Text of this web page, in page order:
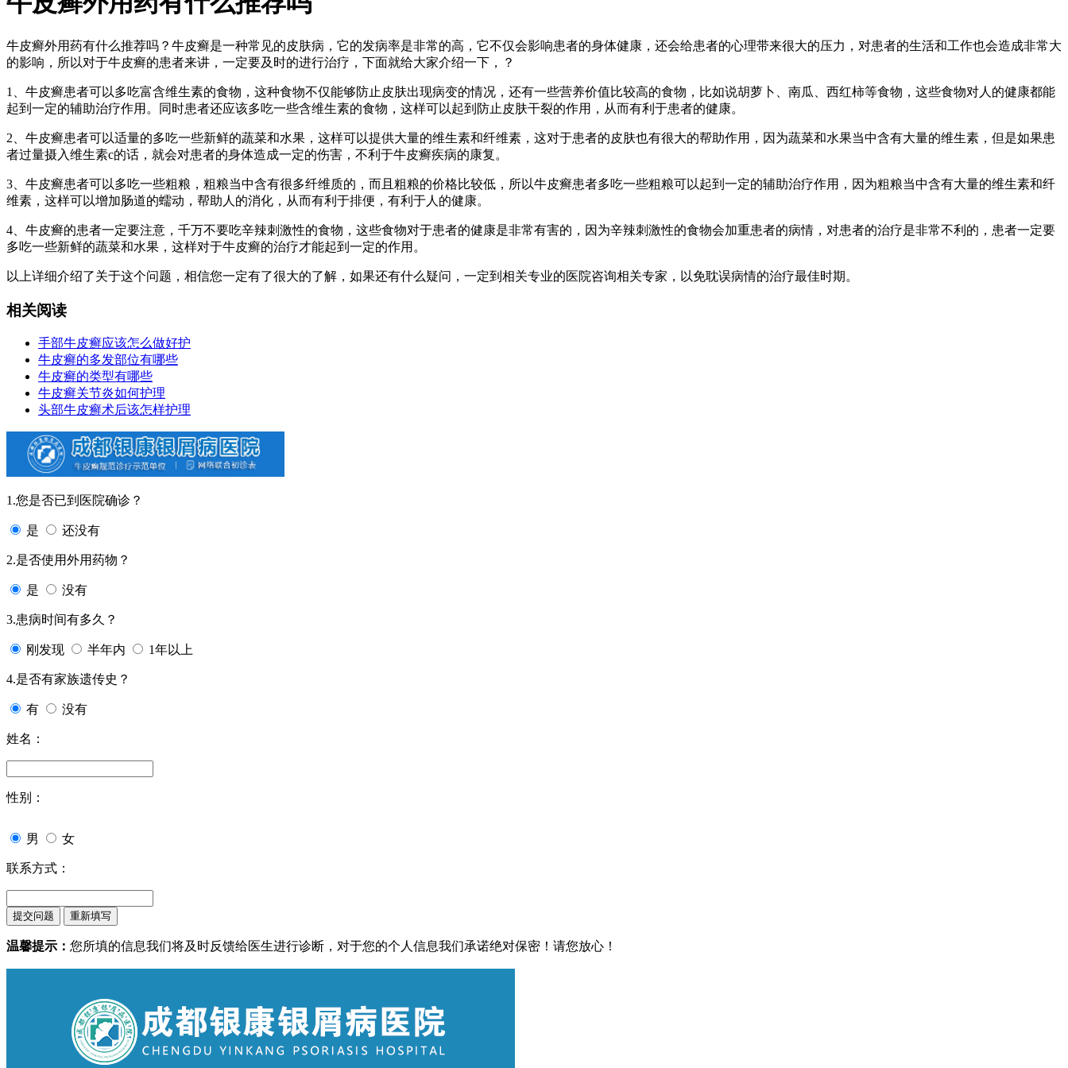
牛皮癣外用药有什么推荐吗？牛皮癣是一种常见的皮肤病，它的发病率是非常的高，它不仅会影响患者的身体健康，还会给患者的心理带来很大的压力，对患者的生活和工作也会造成非常大
的影响，所以对于牛皮癣的患者来讲，一定要及时的进行治疗，下面就给大家介绍一下，？
1、牛皮癣患者可以多吃富含维生素的食物，这种食物不仅能够防止皮肤出现病变的情况，还有一些营养价值比较高的食物，比如说胡萝卜、南瓜、西红柿等食物，这些食物对人的健康都能
起到一定的辅助治疗作用。同时患者还应该多吃一些含维生素的食物，这样可以起到防止皮肤干裂的作用，从而有利于患者的健康。
2、牛皮癣患者可以适量的多吃一些新鲜的蔬菜和水果，这样可以提供大量的维生素和纤维素，这对于患者的皮肤也有很大的帮助作用，因为蔬菜和水果当中含有大量的维生素，但是如果患
者过量摄入维生素c的话，就会对患者的身体造成一定的伤害，不利于牛皮癣疾病的康复。
3、牛皮癣患者可以多吃一些粗粮，粗粮当中含有很多纤维质的，而且粗粮的价格比较低，所以牛皮癣患者多吃一些粗粮可以起到一定的辅助治疗作用，因为粗粮当中含有大量的维生素和纤
维素，这样可以增加肠道的蠕动，帮助人的消化，从而有利于排便，有利于人的健康。
4、牛皮癣的患者一定要注意，千万不要吃辛辣刺激性的食物，这些食物对于患者的健康是非常有害的，因为辛辣刺激性的食物会加重患者的病情，对患者的治疗是非常不利的，患者一定要
多吃一些新鲜的蔬菜和水果，这样对于牛皮癣的治疗才能起到一定的作用。
以上详细介绍了关于这个问题，相信您一定有了很大的了解，如果还有什么疑问，一定到相关专业的医院咨询相关专家，以免耽误病情的治疗最佳时期。
相关阅读
手部牛皮癣应该怎么做好护
牛皮癣的多发部位有哪些
牛皮癣的类型有哪些
牛皮癣关节炎如何护理
头部牛皮癣术后该怎样护理
1.您是否已到医院确诊？
是 还没有
2.是否使用外用药物？
是 没有
3.患病时间有多久？
刚发现 半年内 1年以上
4.是否有家族遗传史？
有 没有
姓名：
性别：
男 女
联系方式：
温馨提示： 您所填的信息我们将及时反馈给医生进行诊断，对于您的个人信息我们承诺绝对保密！请您放心！